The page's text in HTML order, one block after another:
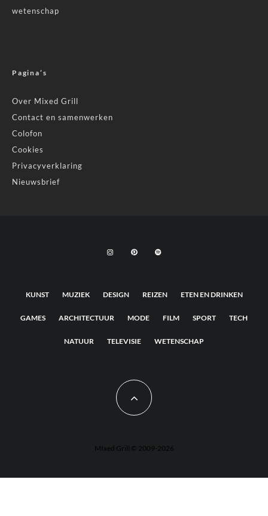
wetenschap
Pagina’s
Over Mixed Grill
Contact en samenwerken
Colofon
Cookies
Privacyverklaring
Nieuwsbrief
KUNST MUZIEK DESIGN REIZEN ETEN EN DRINKEN
GAMES ARCHITECTUUR MODE FILM SPORT TECH
NATUUR TELEVISIE WETENSCHAP
MIxed Grill © 2009-2026